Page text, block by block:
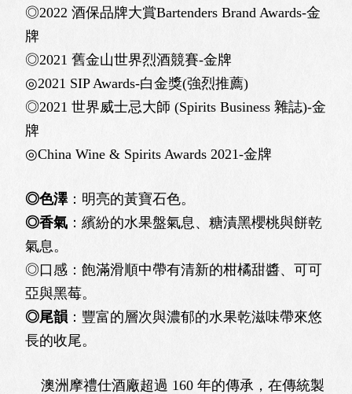
◎2022 酒保品牌大賞Bartenders Brand Awards-金
牌
◎2021 舊金山世界烈酒競賽-金牌
◎2021 SIP Awards-白金獎(強烈推薦)
◎2021 世界威士忌大師 (Spirits Business 雜誌)-金
牌
◎China Wine & Spirits Awards 2021-金牌
◎色澤：明亮的黃寶石色。
◎香氣 ：繽紛的水果盤氣息、糖漬黑櫻桃與餅乾
氣息。
◎口感：飽滿滑順中帶有清新的柑橘甜醬、可可
亞與黑莓。
◎尾韻 ：豐富的層次與濃郁的水果乾滋味帶來悠
長的收尾。
澳洲摩禮仕酒廠超過 160 年的傳承，在傳統製